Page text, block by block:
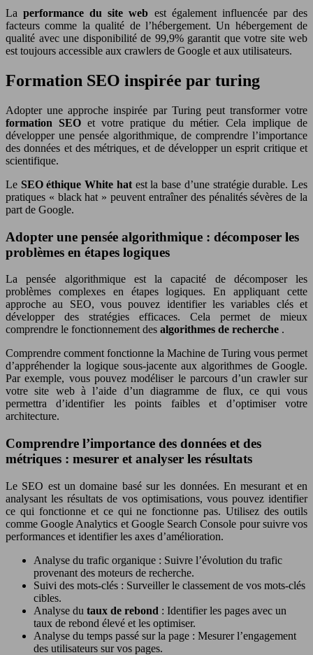
Laperformance du site web est également influencée par des
facteurs comme la qualité de l’hébergement. Un hébergement de
qualité avec une disponibilité de 99,9% garantit que votre site web
est toujours accessible aux crawlers de Google et aux utilisateurs.
Formation SEO inspirée par turing
Adopter une approche inspirée par Turing peut transformer votre
formation SEOet votre pratique du métier. Cela implique de
développer une pensée algorithmique, de comprendre l’importance
des données et des métriques, et de développer un esprit critique et
scientifique.
Le SEO éthique White hat est la base d’une stratégie durable. Les
pratiques « black hat » peuvent entraîner des pénalités sévères de la
part de Google.
Adopter une pensée algorithmique : décomposer les
problèmes en étapes logiques
La pensée algorithmique est la capacité de décomposer les
problèmes complexes en étapes logiques. En appliquant cette
approche au SEO, vous pouvez identifier les variables clés et
développer des stratégies efficaces. Cela permet de mieux
comprendre le fonctionnement des algorithmes de recherche .
Comprendre comment fonctionne la Machine de Turing vous permet
d’appréhender la logique sous-jacente aux algorithmes de Google.
Par exemple, vous pouvez modéliser le parcours d’un crawler sur
votre site web à l’aide d’un diagramme de flux, ce qui vous
permettra d’identifier les points faibles et d’optimiser votre
architecture.
Comprendre l’importance des données et des
métriques : mesurer et analyser les résultats
Le SEO est un domaine basé sur les données. En mesurant et en
analysant les résultats de vos optimisations, vous pouvez identifier
ce qui fonctionne et ce qui ne fonctionne pas. Utilisez des outils
comme Google Analytics et Google Search Console pour suivre vos
performances et identifier les axes d’amélioration.
Analyse du trafic organique : Suivre l’évolution du trafic
provenant des moteurs de recherche.
Suivi des mots-clés : Surveiller le classement de vos mots-clés
cibles.
Analyse du taux de rebond : Identifier les pages avec un
taux de rebond élevé et les optimiser.
Analyse du temps passé sur la page : Mesurer l’engagement
des utilisateurs sur vos pages.